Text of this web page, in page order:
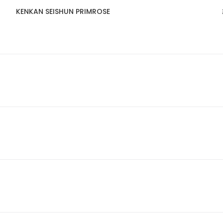
KENKAN SEISHUN PRIMROSE